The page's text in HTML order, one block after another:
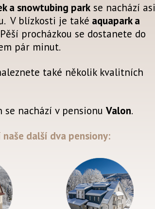
a snowtubing parkse nachází asi
V blízkosti je také aquapark a
procházkou se dostanete do
pár minut.
také několik kvalitních
se nachází v pensionu Valon.
další dva pensiony: